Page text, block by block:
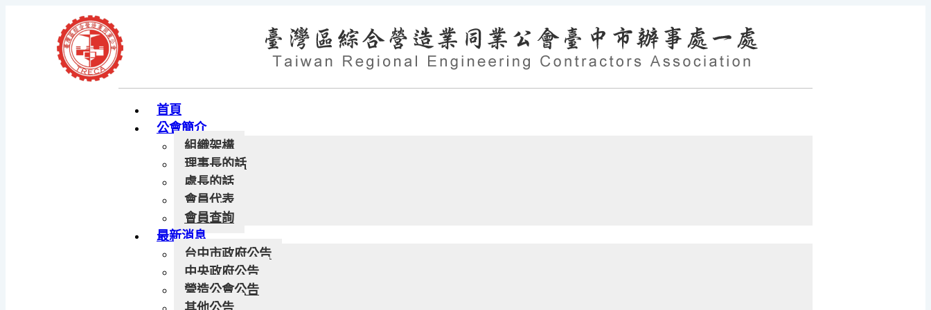
首頁
公會簡介
組織架構
理事長的話
處長的話
會員代表
會員查詢
最新消息
台中市政府公告
中央政府公告
營造公會公告